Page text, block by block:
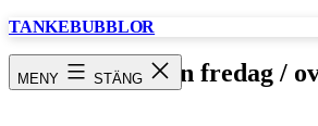
Hoppa
TANKEBUBBLOR
MENY STÄNG
Fem en fredag /